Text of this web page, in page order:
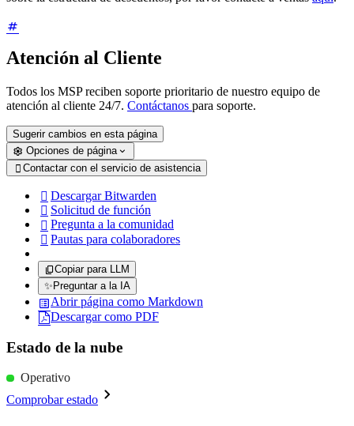
Atención al Cliente
Todos los MSP reciben soporte prioritario de nuestro equipo de
atención al cliente 24/7. Contáctanos para soporte.
Sugerir cambios en esta página
Opciones de página
 Contactar con el servicio de asistencia
 Descargar Bitwarden
 Solicitud de función
 Pregunta a la comunidad
 Pautas para colaboradores
Copiar para LLM
✨ Preguntar a la IA
Abrir página como Markdown
Descargar como PDF
Estado de la nube
Operativo
Comprobar estado